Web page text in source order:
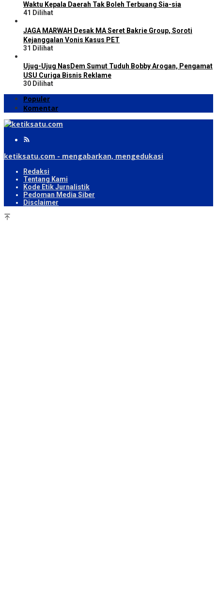
Waktu Kepala Daerah Tak Boleh Terbuang Sia-sia
41 Dilihat
JAGA MARWAH Desak MA Seret Bakrie Group, Soroti
Kejanggalan Vonis Kasus PET
31 Dilihat
Ujug-Ujug NasDem Sumut Tuduh Bobby Arogan, Pengamat
USU Curiga Bisnis Reklame
30 Dilihat
Populer
Komentar
ketiksatu.com - mengabarkan, mengedukasi
Redaksi
Tentang Kami
Kode Etik Jurnalistik
Pedoman Media Siber
Disclaimer